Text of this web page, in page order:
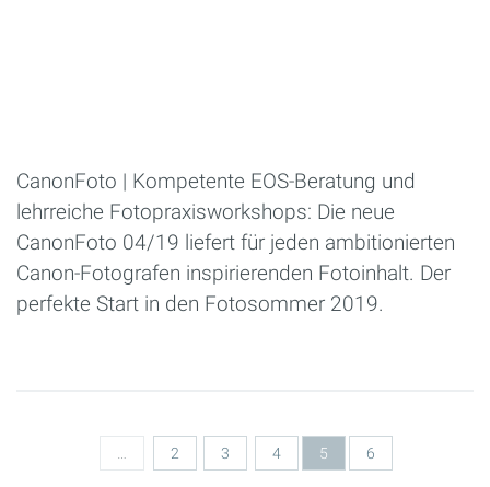
CanonFoto | Kompetente EOS-Beratung und
lehrreiche Fotopraxisworkshops: Die neue
CanonFoto 04/19 liefert für jeden ambitionierten
Canon-Fotografen inspirierenden Fotoinhalt. Der
perfekte Start in den Fotosommer 2019.
2 3 4 5 6